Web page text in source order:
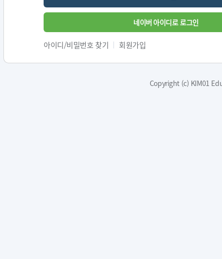
네이버 아이디로 로그인
아이디/비밀번호 찾기 회원가입
Copyright (c) KIM01